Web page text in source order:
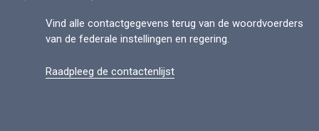
Vind alle contactgegevens terug van de woordvoerders
van de federale instellingen en regering.
Raadpleeg de contactenlijst